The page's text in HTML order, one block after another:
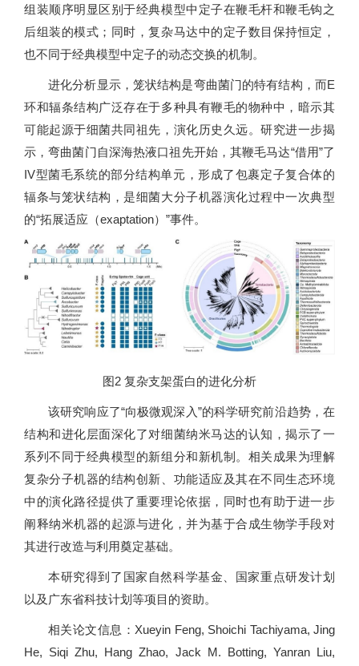
组装顺序明显区别于经典模型中定子在鞭毛杆和鞭毛钩之
后组装的模式；同时，复杂马达中的定子数目保持恒定，
也不同于经典模型中定子的动态交换的机制。
进化分析显示，笼状结构是弯曲菌门的特有结构，而E
环和辐条结构广泛存在于多种具有鞭毛的物种中，暗示其
可能起源于细菌共同祖先，演化历史久远。研究进一步揭
示，弯曲菌门自深海热液口祖先开始，其鞭毛马达“借用”了
IV型菌毛系统的部分结构单元，形成了包裹定子复合体的
辐条与笼状结构，是细菌大分子机器演化过程中一次典型
的“拓展适应（exaptation）”事件。
图2 复杂支架蛋白的进化分析
该研究响应了“向极微观深入”的科学研究前沿趋势，在
结构和进化层面深化了对细菌纳米马达的认知，揭示了一
系列不同于经典模型的新组分和新机制。相关成果为理解
复杂分子机器的结构创新、功能适应及其在不同生态环境
中的演化路径提供了重要理论依据，同时也有助于进一步
阐释纳米机器的起源与进化，并为基于合成生物学手段对
其进行改造与利用奠定基础。
本研究得到了国家自然科学基金、国家重点研发计划
以及广东省科技计划等项目的资助。
相关论文信息：Xueyin Feng, Shoichi Tachiyama, Jing
He, Siqi Zhu, Hang Zhao, Jack M. Botting, Yanran Liu,